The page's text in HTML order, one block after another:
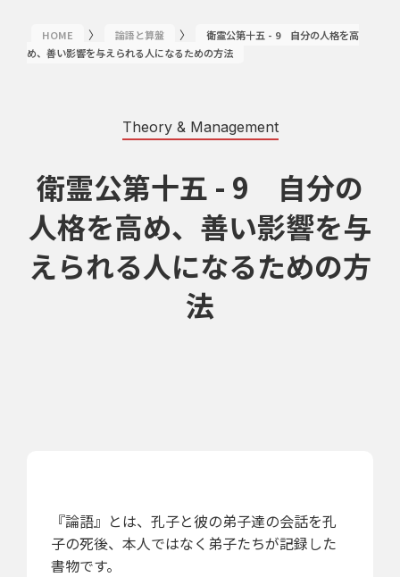
HOME 〉 論語と算盤 〉
衛霊公第十五 - 9 自分の人格を高
め、善い影響を与えられる人になるための方法
Theory & Management
衛霊公第十五 - 9 自分の
人格を高め、善い影響を与
えられる人になるための方
法
『論語』とは、孔子と彼の弟子達の会話を孔
子の死後、本人ではなく弟子たちが記録した
書物です。